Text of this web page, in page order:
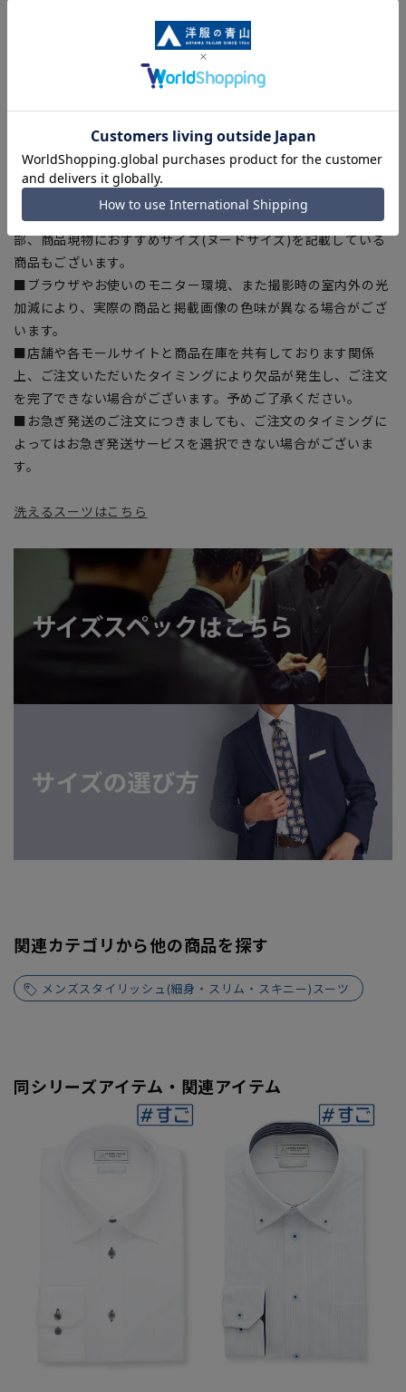
■商品画像はサンプルのため、色味やサイズ等の仕様に変更が
入の目安としてご利用ください。
■生地や仕様・デザインにより、着用感や実際のサイズ表に若
干の誤差が生じる場合がございます。予めご了承ください。
■サイズスペックは仕上がりサイズを記載しております。一
部、商品現物におすすめサイズ(ヌードサイズ)を記載している
商品もございます。
■ブラウザやお使いのモニター環境、また撮影時の室内外の光
加減により、実際の商品と掲載画像の色味が異なる場合がござ
います。
■店舗や各モールサイトと商品在庫を共有しております関係
上、ご注文いただいたタイミングにより欠品が発生し、ご注文
を完了できない場合がございます。予めご了承ください。
■お急ぎ発送のご注文につきましても、ご注文のタイミングに
よってはお急ぎ発送サービスを選択できない場合がございま
す。
洗えるスーツはこちら
関連カテゴリから他の商品を探す
メンズスタイリッシュ(細身・スリム・スキニー)スーツ
同シリーズアイテム・関連アイテム